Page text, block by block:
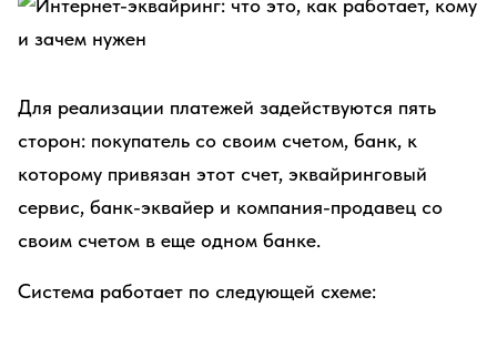
Для реализации платежей задействуются пять
сторон: покупатель со своим счетом, банк, к
которому привязан этот счет, эквайринговый
сервис, банк-эквайер и компания-продавец со
своим счетом в еще одном банке.
Система работает по следующей схеме: